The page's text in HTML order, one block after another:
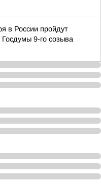
в России пройдут
9-го созыва